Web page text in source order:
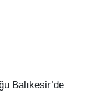
Balıkesir’de